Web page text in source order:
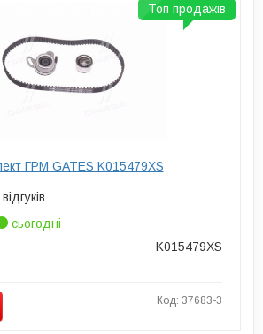
ГРМ GATES K015479XS
сьогодні
K015479XS
Код: 37683-3
Топ продажів